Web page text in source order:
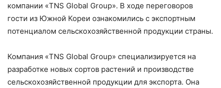
компании «TNS Global Group». В ходе переговоров
гости из Южной Кореи ознакомились с экспортным
потенциалом сельскохозяйственной продукции страны.
Компания «TNS Global Group» специализируется на
разработке новых сортов растений и производстве
сельскохозяйственной продукции для экспорта. Она